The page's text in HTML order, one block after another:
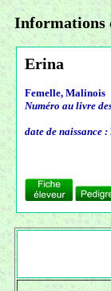
Informations
Erina
Femelle, Malinois
Numéro au livre
date de naissance :